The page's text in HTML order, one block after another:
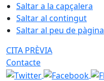
Saltar a la capçalera
Saltar al contingut
Saltar al peu de pàgina
CITA PRÈVIA
Contacte